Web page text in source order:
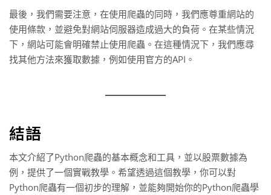
最後，我們需要注意，在使用爬蟲的同時，我們應尊重網站的
使用條款，並避免對網站伺服器造成過大的負荷。在某些情況
下，網站可能會明確禁止使用爬蟲。在這種情況下，我們應尋
找其他方法來獲取數據，例如使用官方的API。
結語
本文介紹了Python爬蟲的基本概念和工具，並以股票數據為
例，提供了一個實戰教學。希望透過這個教學，你可以對
Python爬蟲有一個初步的理解，並能夠開始你的Python爬蟲學